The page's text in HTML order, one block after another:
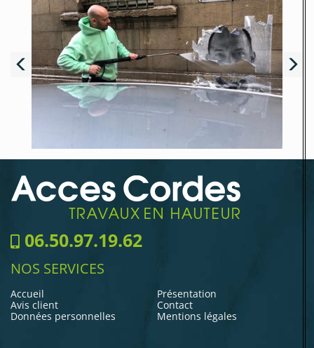
06.50.97.19.62
NOS SERVICES
Accueil
Présentation
Avis client
Contact
Données personnelles
Mentions légales